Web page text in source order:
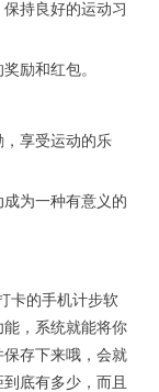
持良好的运动习
励和红包。
享受运动的乐
为一种有意义的
卡的手机计步软
，系统就能将你
存下来哦，会就
底有多少，而且